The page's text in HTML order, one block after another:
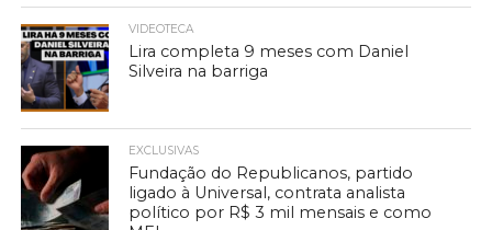
VIDEOTECA
Lira completa 9 meses com Daniel
Silveira na barriga
EXCLUSIVAS
Fundação do Republicanos, partido
ligado à Universal, contrata analista
político por R$ 3 mil mensais e como